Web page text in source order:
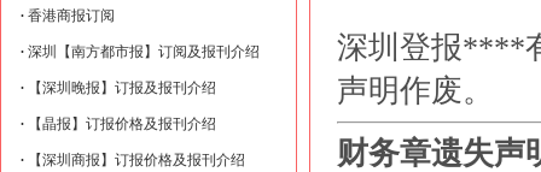
香港商报订阅
深圳【南方都市报】订阅及报刊介绍
【深圳晚报】订报及报刊介绍
【晶报】订报价格及报刊介绍
【深圳商报】订报价格及报刊介绍
深圳登报****
声明作废。
财务章遗失声